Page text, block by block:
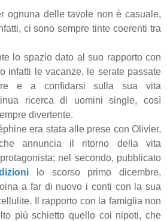
ognuna delle tavole non è casuale,
ci sono sempre tinte coerenti tra
lo spazio dato al suo rapporto con
infatti le vacanze, le serate passate
e a confidarsi sulla sua vita
ricerca di uomini single, così
divertente.
era stata alle prese con Olivier,
annuncia il ritorno della vita
nel secondo, pubblicato
lo scorso primo dicembre,
a far di nuovo i conti con la sua
Il rapporto con la famiglia non
più schietto quello coi nipoti, che